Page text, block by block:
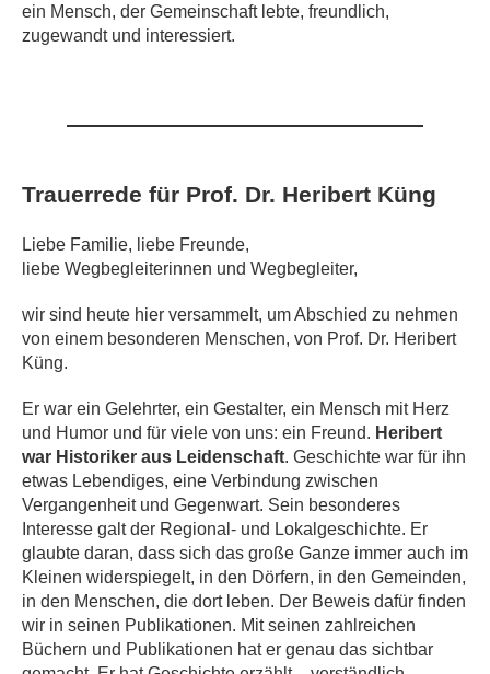
ein Mensch, der Gemeinschaft lebte, freundlich,
zugewandt und interessiert.
Trauerrede für Prof. Dr. Heribert Küng
Liebe Familie, liebe Freunde,
liebe Wegbegleiterinnen und Wegbegleiter,
wir sind heute hier versammelt, um Abschied zu nehmen
von einem besonderen Menschen, von Prof. Dr. Heribert
Küng.
Er war ein Gelehrter, ein Gestalter, ein Mensch mit Herz
und Humor und für viele von uns: ein Freund. Heribert
war Historiker aus Leidenschaft. Geschichte war für ihn
etwas Lebendiges, eine Verbindung zwischen
Vergangenheit und Gegenwart. Sein besonderes
Interesse galt der Regional- und Lokalgeschichte. Er
glaubte daran, dass sich das große Ganze immer auch im
Kleinen widerspiegelt, in den Dörfern, in den Gemeinden,
in den Menschen, die dort leben. Der Beweis dafür finden
wir in seinen Publikationen. Mit seinen zahlreichen
Büchern und Publikationen hat er genau das sichtbar